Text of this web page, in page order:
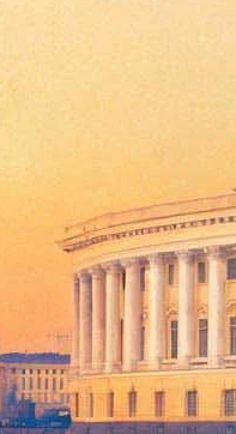
что раскроются